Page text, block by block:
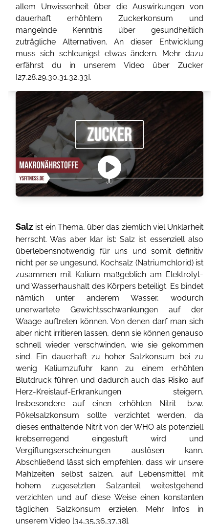
allem Unwissenheit über die Auswirkungen von
dauerhaft erhöhtem Zuckerkonsum und
mangelnde Kenntnis über gesundheitlich
zuträgliche Alternativen. An dieser Entwicklung
muss sich schleunigst etwas ändern. Mehr dazu
erfährst du in unserem Video über Zucker
[27,28,29,30,31,32,33].
Salz ist ein Thema, über das ziemlich viel Unklarheit
herrscht. Was aber klar ist: Salz ist essenziell also
überlebensnotwendig für uns und somit definitiv
nicht per se ungesund. Kochsalz (Natriumchlorid) ist
zusammen mit Kalium maßgeblich am Elektrolyt-
und Wasserhaushalt des Körpers beteiligt. Es bindet
nämlich unter anderem Wasser, wodurch
unerwartete Gewichtsschwankungen auf der
Waage auftreten können. Von denen darf man sich
aber nicht irritieren lassen, denn sie können genauso
schnell wieder verschwinden, wie sie gekommen
sind. Ein dauerhaft zu hoher Salzkonsum bei zu
wenig Kaliumzufuhr kann zu einem erhöhten
Blutdruck führen und dadurch auch das Risiko auf
Herz-Kreislauf-Erkrankungen steigern.
Insbesondere auf einen erhöhten Nitrit- bzw.
Pökelsalzkonsum sollte verzichtet werden, da
dieses enthaltende Nitrit von der WHO als potenziell
krebserregend eingestuft wird und
Vergiftungserscheinungen auslösen kann.
Abschließend lässt sich empfehlen, dass wir unsere
Mahlzeiten selbst salzen, auf Lebensmittel mit
hohem zugesetzten Salzanteil weitestgehend
verzichten und auf diese Weise einen konstanten
täglichen Salzkonsum erzielen. Mehr Infos in
unserem Video [34,35,36,37,38].